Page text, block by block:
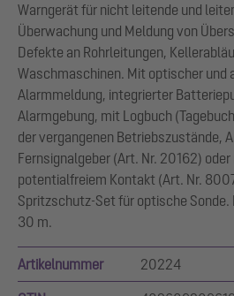
Warngerät für nicht leitende und
Überwachung und Meldung von
Defekte an Rohrleitungen,
Waschmaschinen. Mit optischer und
Alarmmeldung, integrierter
Alarmgebung, mit Logbuch
der vergangenen Betriebszustände,
Fernsignalgeber (Art. Nr. 20162)
potentialfreiem Kontakt (Art. Nr.
Spritzschutz-Set für optische Sonde.
30 m.
Artikelnummer 20224